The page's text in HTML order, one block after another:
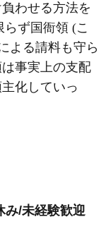
わせる方法を
ず国衙領 (こ
よる請料も守ら
事実上の支配
化していっ
み/未経験歓迎